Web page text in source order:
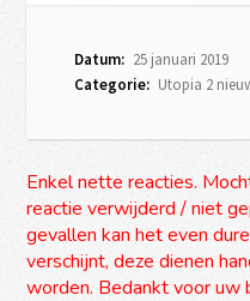
Datum: 25 januari 2019
Categorie: Utopia 2
Enkel nette reacties.
reactie verwijderd / niet
gevallen kan het even
verschijnt, deze dienen
worden. Bedankt voor uw